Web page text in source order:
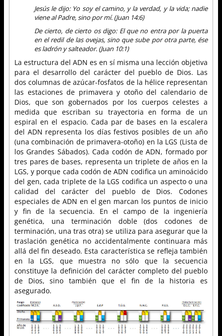
Jesús le dijo: Yo soy el camino, y la verdad, y la vida; nadie
viene al Padre, sino por mí. (Juan 14:6)
De cierto, de cierto os digo: El que no entra por la puerta
en el redil de las ovejas, sino que sube por otra parte, ése
es ladrón y salteador. (Juan 10:1)
La estructura del ADN es en sí misma una lección objetiva
para el desarrollo del carácter del pueblo de Dios. Las
dos columnas de azúcar-fosfatos de la hélice representan
las estaciones de primavera y otoño del calendario de
Dios, que son gobernados por los cuerpos celestes a
medida que escriban su trayectoria en forma de un
espiral en el espacio. Cada par de bases en la escalera
del ADN representa los días festivos posibles de un año
(una combinación de primavera-otoño) en la LGS (Lista de
los Grandes Sábados). Cada codón de ADN, formado por
tres pares de bases, representa un triplete de años en la
LGS, y porque cada codón de ADN codifica un aminoácido
del gen, cada triplete de la LGS codifica un aspecto o una
calidad del carácter del pueblo de Dios. Codones
especiales de ADN en el gen marcan los puntos de inicio
y fin de la secuencia. En el campo de la ingeniería
genética, una terminación doble (dos codones de
terminación, una tras otra) se utiliza para asegurar que la
traslación genética no accidentalmente continuara más
allá del fin deseado. Esta característica se refleja también
en la LGS, que muestra no sólo que la secuencia
constituye la definición del carácter completo del pueblo
de Dios, sino también que el fin de la historia es
asegurado.